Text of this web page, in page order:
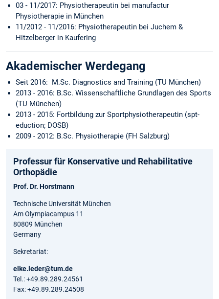
03 - 11/2017: Physiotherapeutin bei manufactur
Physiotherapie in München
11/2012 - 11/2016: Physiotherapeutin bei Juchem &
Hitzelberger in Kaufering
Akademischer Werdegang
Seit 2016: M.Sc. Diagnostics and Training (TU München)
2013 - 2016: B.Sc. Wissenschaftliche Grundlagen des Sports
(TU München)
2013 - 2015: Fortbildung zur Sportphysiotherapeutin (spt-
eduction; DOSB)
2009 - 2012: B.Sc. Physiotherapie (FH Salzburg)
Professur für Konservative und Rehabilitative
Orthopädie
Prof. Dr. Horstmann
Technische Universität München
Am Olympiacampus 11
80809 München
Germany
Sekretariat:
elke.leder@tum.de
Tel.: +49.89.289.24561
Fax: +49.89.289.24508